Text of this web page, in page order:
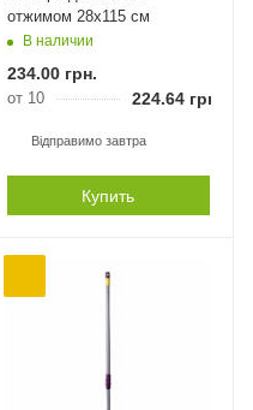
отжимом 28х115 см
В наличии
234.00грн.
от 10 224.64грн.
Відправимо завтра
Купить